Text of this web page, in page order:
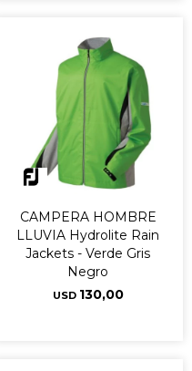
CAMPERA HOMBRE
LLUVIA Hydrolite Rain
Jackets - Verde Gris
Negro
USD 130,00